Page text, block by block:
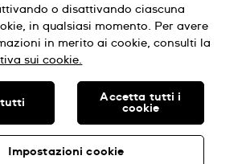
utilizzo Infomazioni legali
SWISS MADE
TUTTI I DIRITTI RISERVATI: SWISS WATCHES
o disattivando ciascuna
in qualsiasi momento. Per avere
in merito ai cookie, consulti la
sui cookie.
Impostazioni cookie
tutti
Accetta tutti i
cookie